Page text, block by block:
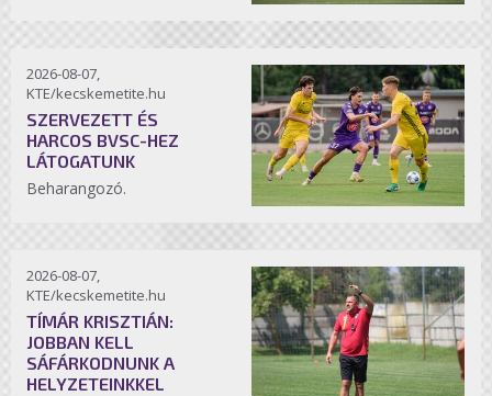
2026-08-07,
KTE/kecskemetite.hu
SZERVEZETT ÉS
HARCOS BVSC-HEZ
LÁTOGATUNK
Beharangozó.
2026-08-07,
KTE/kecskemetite.hu
TÍMÁR KRISZTIÁN:
JOBBAN KELL
SÁFÁRKODNUNK A
HELYZETEINKKEL